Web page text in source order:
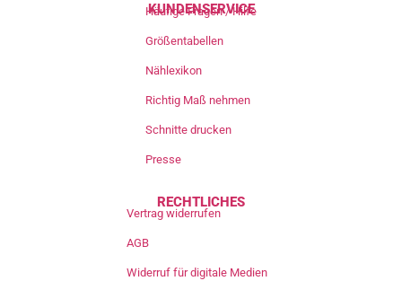
KUNDENSERVICE
Häufige Fragen / Hilfe
Größentabellen
Nählexikon
Richtig Maß nehmen
Schnitte drucken
Presse
RECHTLICHES
Vertrag widerrufen
AGB
Widerruf für digitale Medien